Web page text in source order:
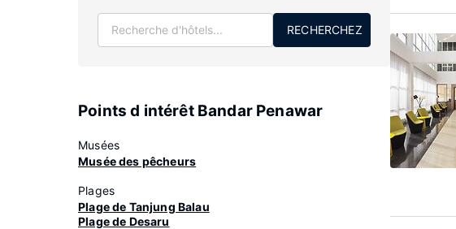
RECHERCHEZ
Points d intérêt Bandar Penawar
Musées
Musée des pêcheurs
Plages
Plage de Tanjung Balau
Plage de Desaru